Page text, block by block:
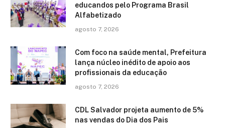
educandos pelo Programa Brasil
Alfabetizado
agosto 7, 2026
Com foco na saúde mental, Prefeitura
lança núcleo inédito de apoio aos
profissionais da educação
agosto 7, 2026
CDL Salvador projeta aumento de 5%
nas vendas do Dia dos Pais